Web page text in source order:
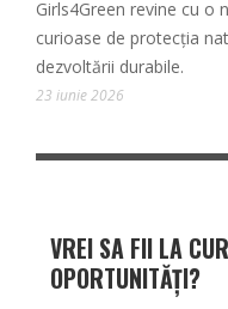
Girls4Green revine cu o
curioase de protecția
dezvoltării durabile.
23 iunie 2026
VREI SA FII LA
OPORTUNITĂȚI?